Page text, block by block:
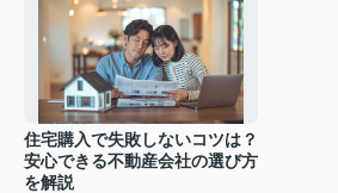
住宅購入で失敗しないコツは？
安心できる不動産会社の選び方
を解説